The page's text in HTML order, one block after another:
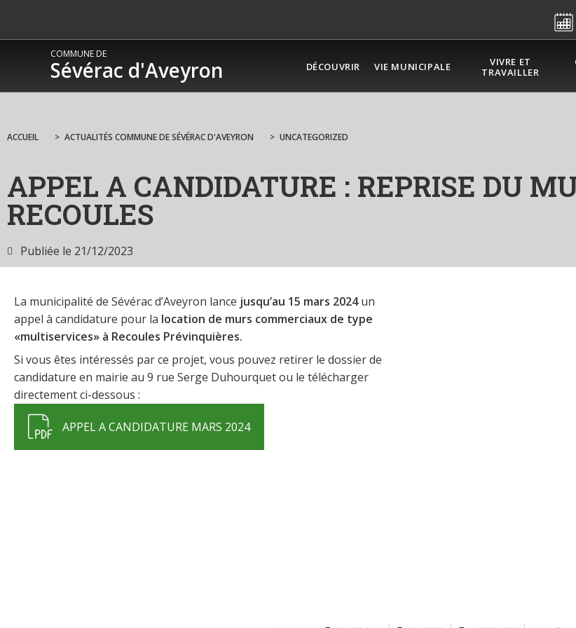
COMMUNE DE
Sévérac d'Aveyron DÉCOUVRIR VIE MUNICIPALE
VIVRE ET
TRAVAILLER
ACCUEIL > ACTUALITÉS COMMUNE DE SÉVÉRAC D'AVEYRON > UNCATEGORIZED
APPEL A CANDIDATURE : REPRISE DU
RECOULES
Publiée le 21/12/2023
La municipalité de Sévérac d’Aveyron lance jusqu’au 15 mars 2024un
appel à candidature pour la location de murs commerciaux de type
«multiservices» à Recoules Prévinquières.
Si vous êtes intéressés par ce projet, vous pouvez retirer le dossier de
candidature en mairie au 9 rue Serge Duhourquet ou le télécharger
directement ci-dessous :
APPEL A CANDIDATURE MARS 2024